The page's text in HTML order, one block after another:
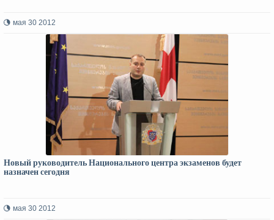
мая 30 2012
Новый руководитель Национального центра экзаменов будет
назначен сегодня
мая 30 2012